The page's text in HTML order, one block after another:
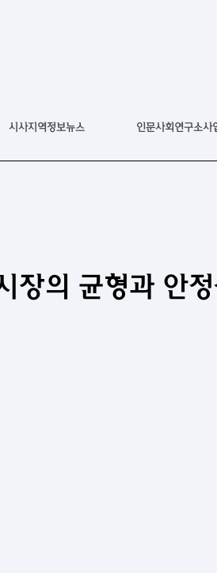
시사지역정보뉴스 인문사회연구소사
장의 균형과 안